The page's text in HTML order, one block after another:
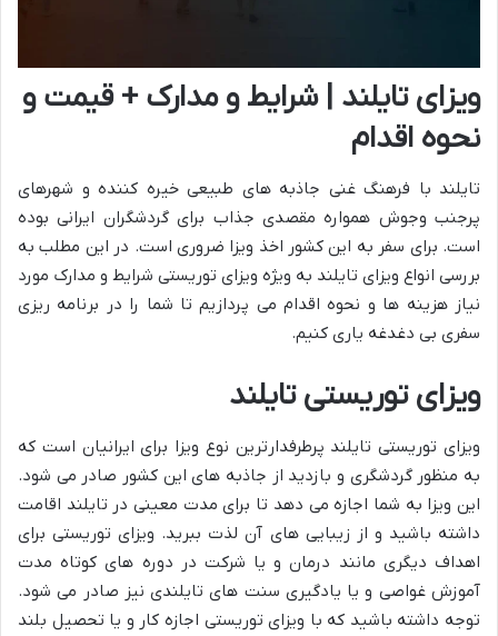
ویزای تایلند | شرایط و مدارک + قیمت و
نحوه اقدام
تایلند با فرهنگ غنی جاذبه های طبیعی خیره کننده و شهرهای
پرجنب وجوش همواره مقصدی جذاب برای گردشگران ایرانی بوده
است. برای سفر به این کشور اخذ ویزا ضروری است. در این مطلب به
بررسی انواع ویزای تایلند به ویژه ویزای توریستی شرایط و مدارک مورد
نیاز هزینه ها و نحوه اقدام می پردازیم تا شما را در برنامه ریزی
سفری بی دغدغه یاری کنیم.
ویزای توریستی تایلند
ویزای توریستی تایلند پرطرفدارترین نوع ویزا برای ایرانیان است که
به منظور گردشگری و بازدید از جاذبه های این کشور صادر می شود.
این ویزا به شما اجازه می دهد تا برای مدت معینی در تایلند اقامت
داشته باشید و از زیبایی های آن لذت ببرید. ویزای توریستی برای
اهداف دیگری مانند درمان و یا شرکت در دوره های کوتاه مدت
آموزش غواصی و یا یادگیری سنت های تایلندی نیز صادر می شود.
توجه داشته باشید که با ویزای توریستی اجازه کار و یا تحصیل بلند